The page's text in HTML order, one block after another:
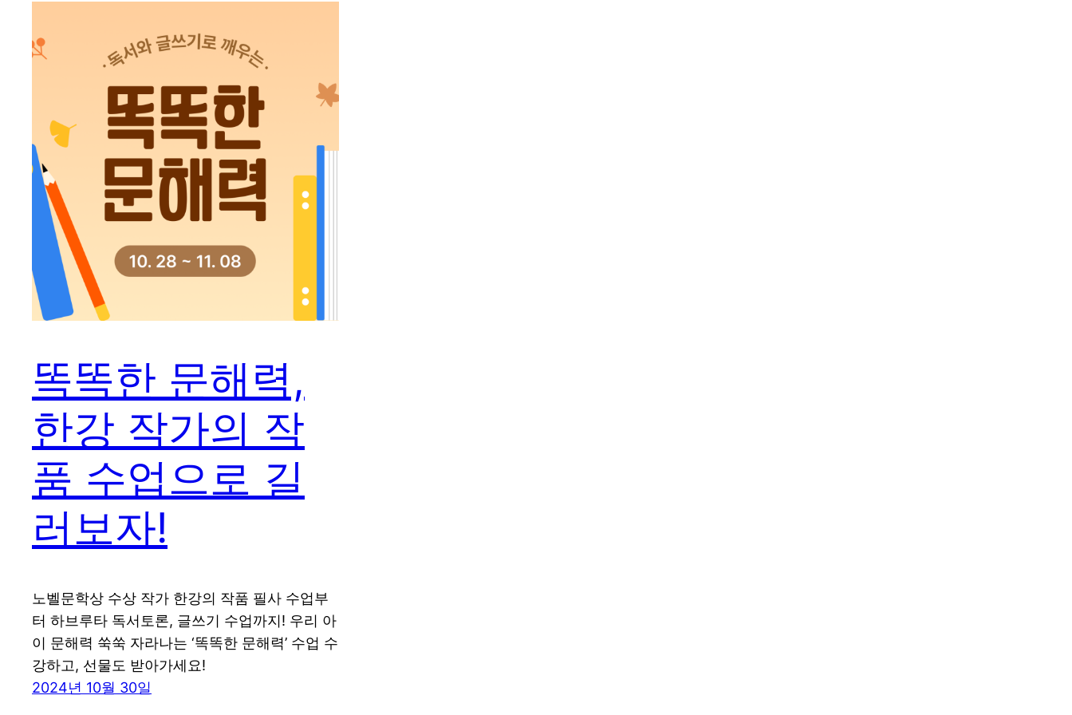
똑똑한 문해력,
한강 작가의 작
품 수업으로 길
러보자!
노벨문학상 수상 작가 한강의 작품 필사 수업부
터 하브루타 독서토론, 글쓰기 수업까지! 우리 아
이 문해력 쑥쑥 자라나는 ‘똑똑한 문해력’ 수업 수
강하고, 선물도 받아가세요!
2024년 10월 30일